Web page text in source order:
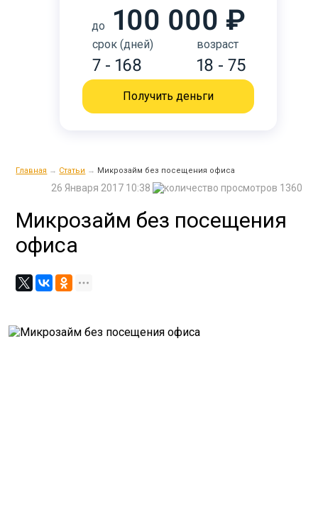
до 100 000 ₽
срок (дней)
7 - 168
возраст
18 - 75
Получить деньги
Главная → Статьи → Микрозайм без посещения офиса
1360
26 Января 2017 10:38
Микрозайм без посещения
офиса